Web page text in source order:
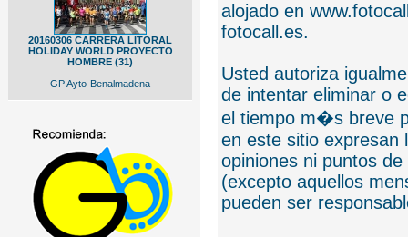
20160306 CARRERA LITORAL
HOLIDAY WORLD PROYECTO
HOMBRE (31)
GP Ayto-Benalmadena
alojado en
fotocall.es.
Usted autoriza
de intentar eliminar o
el tiempo m�s breve
en este sitio expresan
opiniones ni puntos
(excepto aquellos
pueden ser